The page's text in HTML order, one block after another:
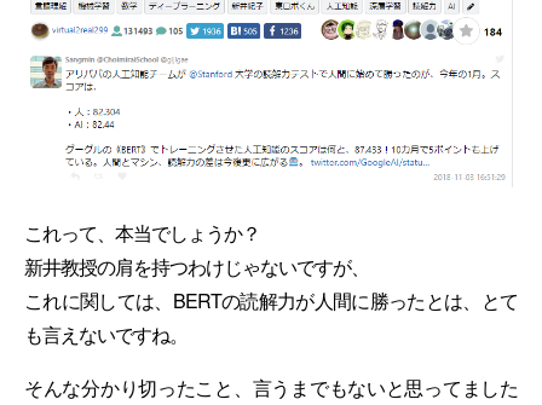
これって、本当でしょうか？
新井教授の肩を持つわけじゃないですが、
これに関しては、BERTの読解力が人間に勝ったとは、とて
も言えないですね。
そんな分かり切ったこと、言うまでもないと思ってました